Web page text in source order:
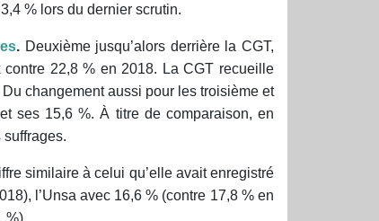
% lors du dernier scrutin.
. Deuxième jusqu’alors derrière la CGT,
22,8 % en 2018. La CGT recueille
changement aussi pour les troisième et
ses 15,6 %. À titre de comparaison, en
similaire à celui qu’elle avait enregistré
l’Unsa avec 16,6 % (contre 17,8 % en
%).